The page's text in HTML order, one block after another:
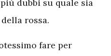
dubbi su quale sia
rossa.
fare per